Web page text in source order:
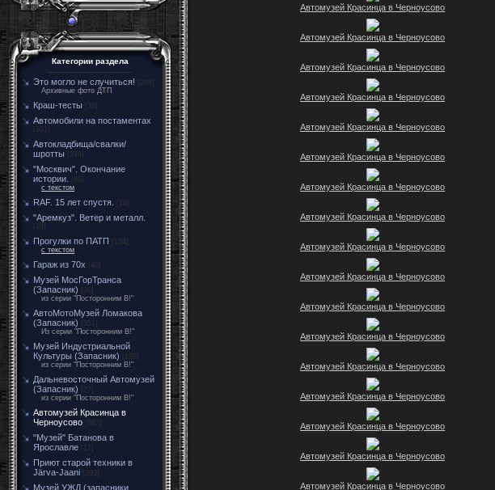
Категории раздела
Это могло не случиться!
[288]
Архивные фото ДТП
Краш-тесты
Автомобили на постаментах
Автокладбища/свалки/
шротты
[279]
"Москвич". Окончание
истории.
с текстом
RAF. 15 лет спустя.
"Аремкуз". Ветер и металл.
Прогулки по ПАТП
[154]
с текстом
Гараж из 70х
Музей МосГорТранса
(Запасник)
из серии "Посторонним В!"
АвтоМотоМузей Ломакова
(Запасник)
[351]
Из серии "Посторонним В!"
Музей Индустриальной
Культуры (Запасник)
[135]
из серии "Посторонним В!"
Дальневосточный Автомузей
(Запасник)
[27]
из серии "Посторонним В!"
Автомузей Красинца в
Черноусово
[682]
"Музей" Батанова в
Ярославле
[17]
Приют старой техники в
Järva-Jaani
Музей УЖД (запасники
Автомузей Красинца в Черноусово
Автомузей Красинца в Черноусово
Автомузей Красинца в Черноусово
Автомузей Красинца в Черноусово
Автомузей Красинца в Черноусово
Автомузей Красинца в Черноусово
Автомузей Красинца в Черноусово
Автомузей Красинца в Черноусово
Автомузей Красинца в Черноусово
Автомузей Красинца в Черноусово
Автомузей Красинца в Черноусово
Автомузей Красинца в Черноусово
Автомузей Красинца в Черноусово
Автомузей Красинца в Черноусово
Автомузей Красинца в Черноусово
Автомузей Красинца в Черноусово
Автомузей Красинца в Черноусово